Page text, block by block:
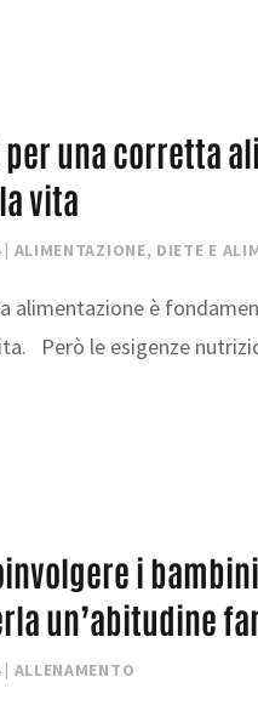
una corretta
vita
| ALIMENTAZIONE, DIETE E
alimentazione è
Però le esigenze
i
un’abitudine
| ALLENAMENTO